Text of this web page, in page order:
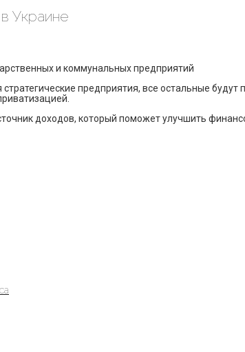
Украине
и коммунальных предприятий
стратегические предприятия, все остальные
доходов, который поможет улучшить